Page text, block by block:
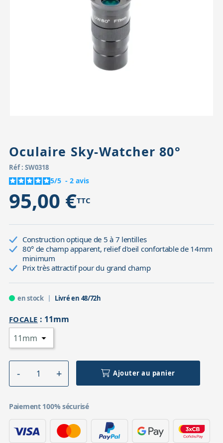
Accessoires pour montures
Oculaire Sky-Watcher 80°
Réf : SW0318
5/5 - 2 avis
95,00 €TTC
Construction optique de 5 à 7 lentilles
80° de champ apparent, relief d'oeil confortable de 14mm
minimum
Prix très attractif pour du grand champ
en stock Livré en 48/72h
FOCALE : 11mm
Ajouter au panier
Paiement 100% sécurisé